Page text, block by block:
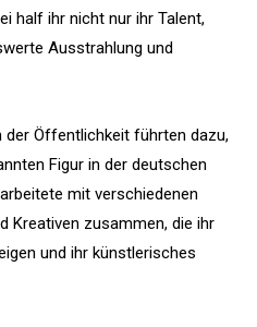
half ihr nicht nur ihr Talent,
Ausstrahlung und
der Öffentlichkeit führten dazu,
Figur in der deutschen
mit verschiedenen
Kreativen zusammen, die ihr
und ihr künstlerisches